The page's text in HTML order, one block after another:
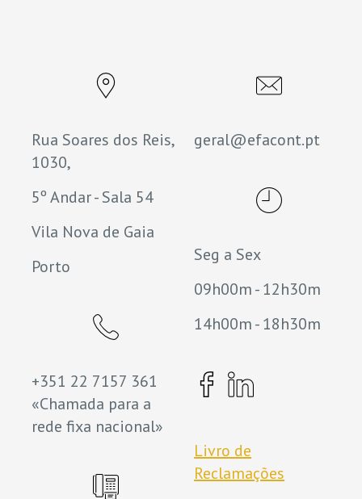
Rua Soares dos Reis,
1030,
5º Andar - Sala 54
Vila Nova de Gaia
Porto
+351 22 7157 361
«Chamada para a
rede fixa nacional»
geral@efacont.pt
Seg a Sex
09h00m - 12h30m
14h00m - 18h30m
Livro de
Reclamações